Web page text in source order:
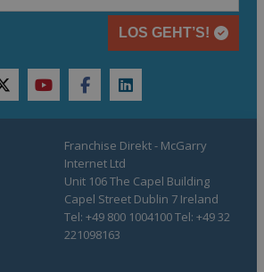
LOS GEHT’S!
twitteryoutubefacebooklinkedin
Franchise Direkt - McGarry
Internet Ltd
Unit 106 The Capel Building
Capel Street Dublin 7 Ireland
Tel: +49 800 1004100 Tel: +49 32
221098163